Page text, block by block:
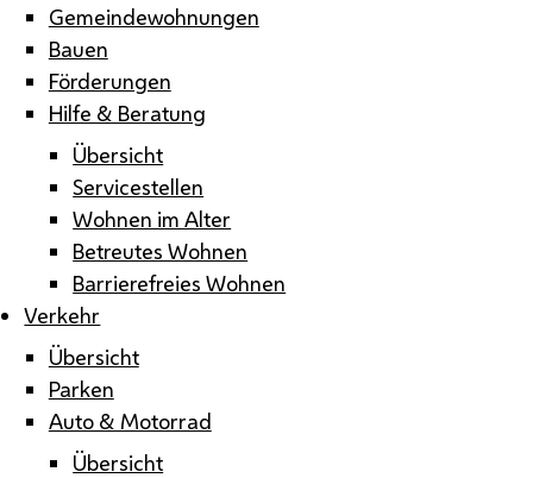
Gemeindewohnungen
Bauen
Förderungen
Hilfe & Beratung
Übersicht
Servicestellen
Wohnen im Alter
Betreutes Wohnen
Barrierefreies Wohnen
Verkehr
Übersicht
Parken
Auto & Motorrad
Übersicht